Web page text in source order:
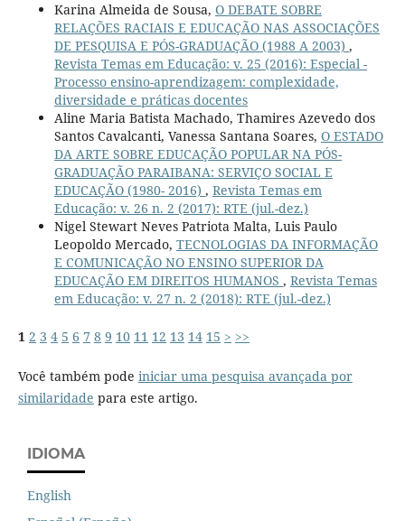
Karina Almeida de Sousa, O DEBATE SOBRE
RELAÇÕES RACIAIS E EDUCAÇÃO NAS ASSOCIAÇÕES
DE PESQUISA E PÓS-GRADUAÇÃO (1988 A 2003) ,
Revista Temas em Educação: v. 25 (2016): Especial -
Processo ensino-aprendizagem: complexidade,
diversidade e práticas docentes
Aline Maria Batista Machado, Thamires Azevedo dos
Santos Cavalcanti, Vanessa Santana Soares, O ESTADO
DA ARTE SOBRE EDUCAÇÃO POPULAR NA PÓS-
GRADUAÇÃO PARAIBANA: SERVIÇO SOCIAL E
EDUCAÇÃO (1980- 2016) , Revista Temas em
Educação: v. 26 n. 2 (2017): RTE (jul.-dez.)
Nigel Stewart Neves Patriota Malta, Luis Paulo
Leopoldo Mercado, TECNOLOGIAS DA INFORMAÇÃO
E COMUNICAÇÃO NO ENSINO SUPERIOR DA
EDUCAÇÃO EM DIREITOS HUMANOS , Revista Temas
em Educação: v. 27 n. 2 (2018): RTE (jul.-dez.)
1 2 3 4 5 6 7 8 9 10 11 12 13 14 15 > >>
Você também pode iniciar uma pesquisa avançada por
similaridade para este artigo.
IDIOMA
English